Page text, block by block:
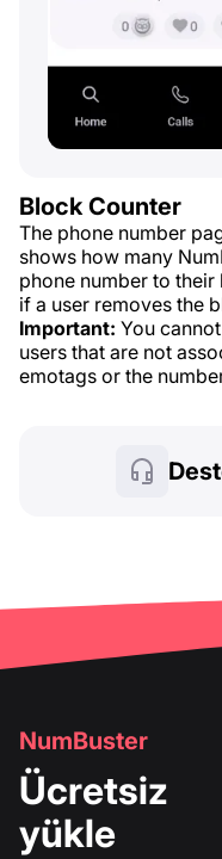
Block Counter
The phone number
shows how many
phone number to
if a user removes the
Important: You
users that are not
emotags or the
NumBuster
Ücretsiz
yükle